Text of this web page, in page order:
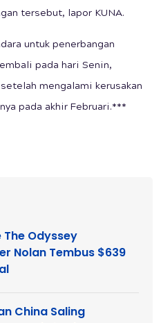
tersebut, lapor KUNA.
untuk penerbangan
pada hari Senin,
mengalami kerusakan
pada akhir Februari.***
The Odyssey
Nolan Tembus $639
China Saling